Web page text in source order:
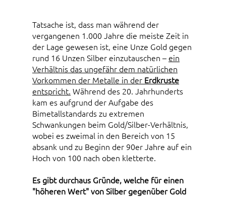
Tatsache ist, dass man während der
vergangenen 1.000 Jahre die meiste Zeit in
der Lage gewesen ist, eine Unze Gold gegen
rund 16 Unzen Silber einzutauschen – ein
Verhältnis das ungefähr dem natürlichen
Vorkommen der Metalle in der Erdkruste
entspricht. Während des 20. Jahrhunderts
kam es aufgrund der Aufgabe des
Bimetallstandards zu extremen
Schwankungen beim Gold/Silber-Verhältnis,
wobei es zweimal in den Bereich von 15
absank und zu Beginn der 90er Jahre auf ein
Hoch von 100 nach oben kletterte.
Es gibt durchaus Gründe, welche für einen
"höheren Wert" von Silber gegenüber Gold